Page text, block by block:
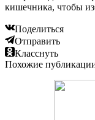
кишечника, чтобы
Поделиться
Отправить
Класснуть
Похожие